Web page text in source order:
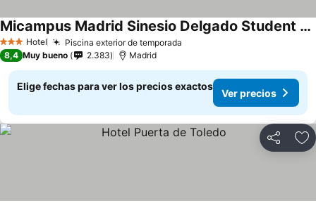
3 Estrellas
Hotel Piscina exterior de temporada
Micampus Madrid Sinesio Delgado Student Residence
8,4 Muy bueno 2.383 Madrid
Elige fechas para ver los precios exactos
Ver precios
Compartir